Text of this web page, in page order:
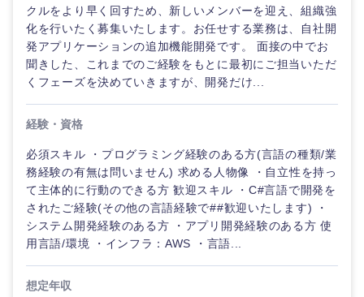
東海地方
クルをより早く回すため、新しいメンバーを迎え、組織強
化を行いたく募集いたします。お任せする業務は、自社開
発アプリケーションの追加機能開発です。 面接の中でお
聞きした、これまでのご経験をもとに最初にご担当いただ
くフェーズを決めていきますが、開発だけ...
経験・資格
必須スキル ・プログラミング経験のある方(言語の種類/業
務経験の有無は問いません) 求める人物像 ・自立性を持っ
て主体的に行動のできる方 歓迎スキル ・C#言語で開発を
されたご経験(その他の言語経験で##歓迎いたします) ・
システム開発経験のある方 ・アプリ開発経験のある方 使
用言語/環境 ・インフラ：AWS ・言語...
想定年収